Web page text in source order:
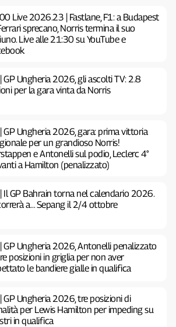
Live 2026.23 | Fastlane, F1: a Budapest
sprecano, Norris termina il suo
Live alle 21:30 su YouTube e
GP Ungheria 2026, gli ascolti TV: 2.8
per la gara vinta da Norris
GP Ungheria 2026, gara: prima vittoria
per un grandioso Norris!
e Antonelli sul podio, Leclerc 4°
a Hamilton (penalizzato)
Il GP Bahrain torna nel calendario 2026.
a… Sepang il 2/4 ottobre
GP Ungheria 2026, Antonelli penalizzato
posizioni in griglia per non aver
le bandiere gialle in qualifica
GP Ungheria 2026, tre posizioni di
per Lewis Hamilton per impeding su
in qualifica